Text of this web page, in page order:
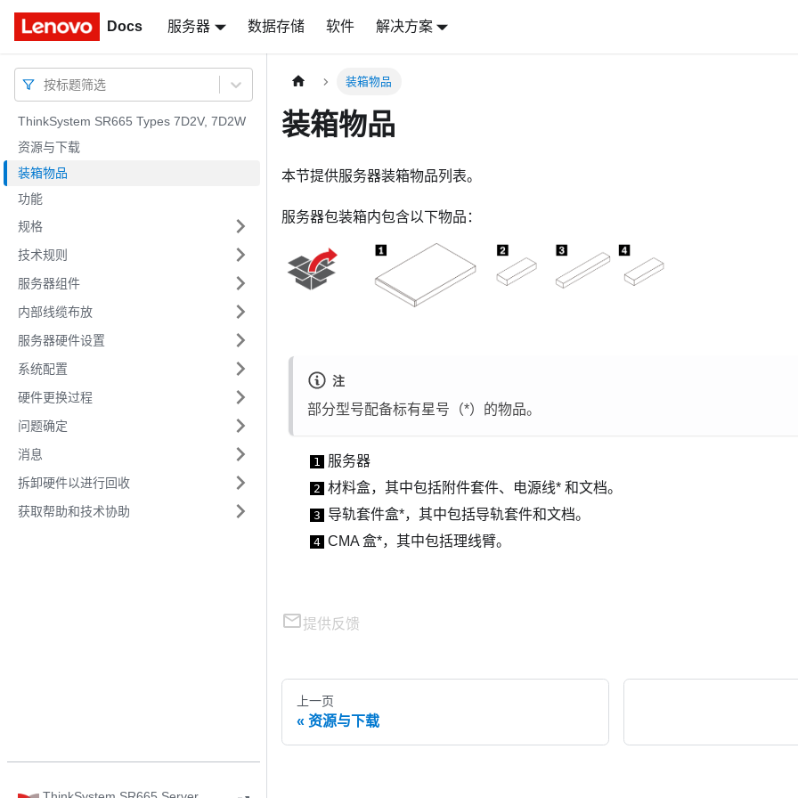
Docs 服务器 数据存储 软件 解决方案
Docs
按标题筛选
ThinkSystem SR665 Types 7D2V, 7D2W
资源与下载
装箱物品
功能
规格
技术规则
服务器组件
内部线缆布放
服务器硬件设置
系统配置
硬件更换过程
问题确定
消息
拆卸硬件以进行回收
获取帮助和技术协助
装箱物品
装箱物品
本节提供服务器装箱物品列表。
服务器包装箱内包含以下物品：
注
部分型号配备标有星号（*）的物品。
1 服务器
2 材料盒，其中包括附件套件、电源线* 和文档。
3 导轨套件盒*，其中包括导轨套件和文档。
4 CMA 盒*，其中包括理线臂。
提供反馈
上一页
资源与下载